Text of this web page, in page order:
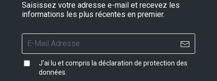
Saisissez votre adresse e-mail et recevez les
informations les plus récentes en premier.
J'ai lu et compris la déclaration de protection des
données